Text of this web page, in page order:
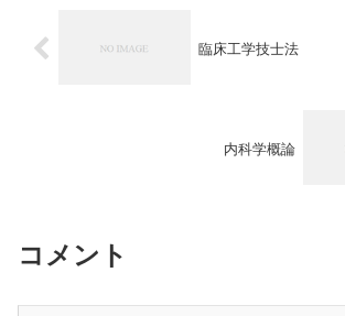
臨床工学技士法
内科学概論
コメント